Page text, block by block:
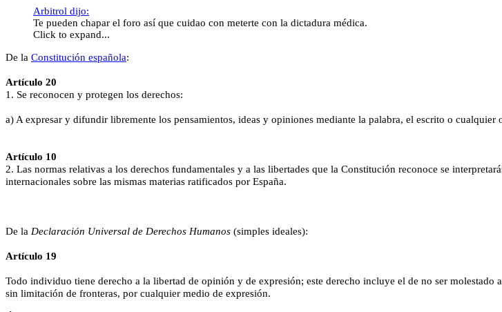
Arbitrol dijo:
Te pueden chapar el foro así que cuidao con meterte con la dictadura médica.
Click to expand...
De la Constitución española:
Artículo 20
1. Se reconocen y protegen los derechos:
a) A expresar y difundir libremente los pensamientos, ideas y opiniones mediante la palabra, el escrito o cualquier
Artículo 10
2. Las normas relativas a los derechos fundamentales y a las libertades que la Constitución reconoce se
internacionales sobre las mismas materias ratificados por España.
De la Declaración Universal de Derechos Humanos (simples ideales):
Artículo 19
Todo individuo tiene derecho a la libertad de opinión y de expresión; este derecho incluye el de no ser
sin limitación de fronteras, por cualquier medio de expresión.